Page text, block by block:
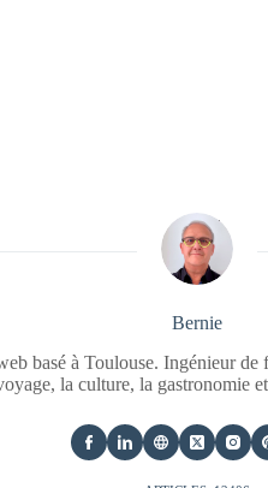
Bernie
basé à Toulouse. Ingénieur
la culture, la gastronomie